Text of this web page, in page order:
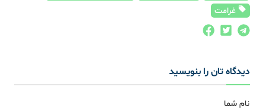
غرامت
دیدگاه تان را بنویسید
نام شما